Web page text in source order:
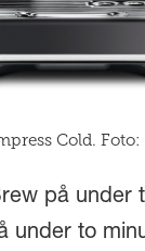
Cold.
på under
under to